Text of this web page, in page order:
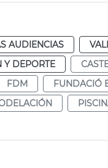
AUDIENCIAS
Y DEPORTE
FDM
FUNDACIÓ